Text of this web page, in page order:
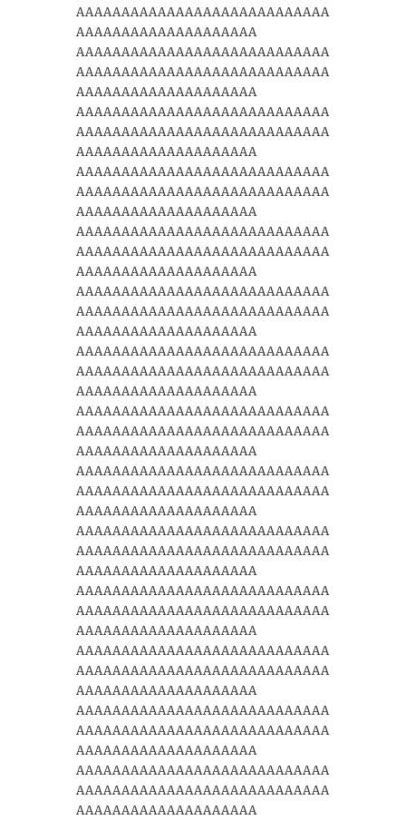
AAAAAAAAAAAAAAAAAAAAAAAAAAAA
AAAAAAAAAAAAAAAAAAAA
AAAAAAAAAAAAAAAAAAAAAAAAAAAA
AAAAAAAAAAAAAAAAAAAAAAAAAAAA
AAAAAAAAAAAAAAAAAAAA
AAAAAAAAAAAAAAAAAAAAAAAAAAAA
AAAAAAAAAAAAAAAAAAAAAAAAAAAA
AAAAAAAAAAAAAAAAAAAA
AAAAAAAAAAAAAAAAAAAAAAAAAAAA
AAAAAAAAAAAAAAAAAAAAAAAAAAAA
AAAAAAAAAAAAAAAAAAAA
AAAAAAAAAAAAAAAAAAAAAAAAAAAA
AAAAAAAAAAAAAAAAAAAAAAAAAAAA
AAAAAAAAAAAAAAAAAAAA
AAAAAAAAAAAAAAAAAAAAAAAAAAAA
AAAAAAAAAAAAAAAAAAAAAAAAAAAA
AAAAAAAAAAAAAAAAAAAA
AAAAAAAAAAAAAAAAAAAAAAAAAAAA
AAAAAAAAAAAAAAAAAAAAAAAAAAAA
AAAAAAAAAAAAAAAAAAAA
AAAAAAAAAAAAAAAAAAAAAAAAAAAA
AAAAAAAAAAAAAAAAAAAAAAAAAAAA
AAAAAAAAAAAAAAAAAAAA
AAAAAAAAAAAAAAAAAAAAAAAAAAAA
AAAAAAAAAAAAAAAAAAAAAAAAAAAA
AAAAAAAAAAAAAAAAAAAA
AAAAAAAAAAAAAAAAAAAAAAAAAAAA
AAAAAAAAAAAAAAAAAAAAAAAAAAAA
AAAAAAAAAAAAAAAAAAAA
AAAAAAAAAAAAAAAAAAAAAAAAAAAA
AAAAAAAAAAAAAAAAAAAAAAAAAAAA
AAAAAAAAAAAAAAAAAAAA
AAAAAAAAAAAAAAAAAAAAAAAAAAAA
AAAAAAAAAAAAAAAAAAAAAAAAAAAA
AAAAAAAAAAAAAAAAAAAA
AAAAAAAAAAAAAAAAAAAAAAAAAAAA
AAAAAAAAAAAAAAAAAAAAAAAAAAAA
AAAAAAAAAAAAAAAAAAAA
AAAAAAAAAAAAAAAAAAAAAAAAAAAA
AAAAAAAAAAAAAAAAAAAAAAAAAAAA
AAAAAAAAAAAAAAAAAAAA